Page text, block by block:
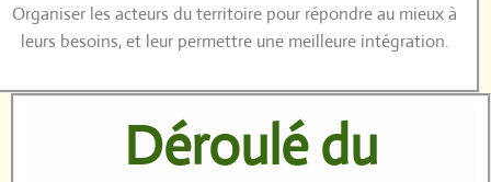
Organiser les acteurs du territoire pour répondre au mieux à
leurs besoins, et leur permettre une meilleure intégration.
Déroulé du